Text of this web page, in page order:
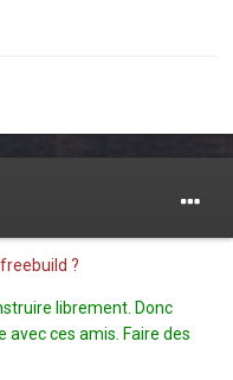
?
librement. Donc
ces amis. Faire des